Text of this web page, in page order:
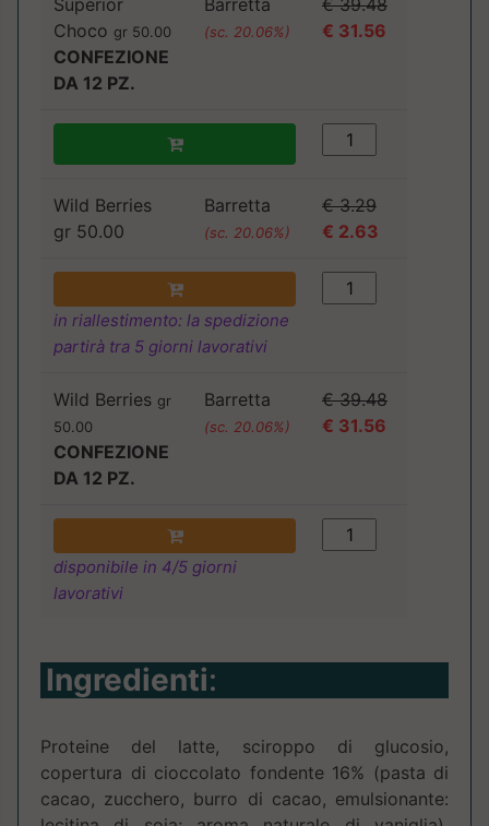
Choco gr 50.00
CONFEZIONE
DA 12 PZ.
(sc. 20.06%)
€ 31.56
Wild Berries
gr 50.00
Barretta
(sc. 20.06%)
€ 3.29
€ 2.63
in riallestimento: la spedizione
partirà tra 5 giorni lavorativi
Wild Berries gr
50.00
CONFEZIONE
DA 12 PZ.
Barretta
(sc. 20.06%)
€ 39.48
€ 31.56
disponibile in 4/5 giorni
lavorativi
Ingredienti:
Proteine del latte, sciroppo di glucosio,
copertura di cioccolato fondente 16% (pasta di
cacao, zucchero, burro di cacao, emulsionante: